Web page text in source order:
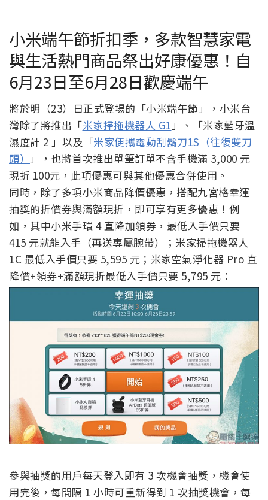
小米端午節折扣季，多款智慧家電
與生活熱門商品祭出好康優惠！自
6月23日至6月28日歡慶端午
將於明（23）日正式登場的「小米端午節」，小米台
灣除了將推出「米家掃拖機器人 G1」、「米家藍牙溫
濕度計 2 」以及「米家便攜電動刮鬍刀1S（往復雙刀
頭） 」，也將首次推出單筆訂單不含手機滿 3,000 元
現折 100元，此項優惠可與其他優惠合併使用。
同時，除了多項小米商品降價優惠，搭配九宮格幸運
抽獎的折價券與滿額現折，即可享有更多優惠！例
如，其中小米手環 4 直降加領券，最低入手價只要
415 元就能入手（再送專屬腕帶）；米家掃拖機器人
1C 最低入手價只要 5,595 元；米家空氣淨化器 Pro 直
降價+領券+滿額現折最低入手價只要 5,795 元：
參與抽獎的用戶每天登入即有 3 次機會抽獎，機會使
用完後，每間隔 1 小時可重新得到 1 次抽獎機會，每